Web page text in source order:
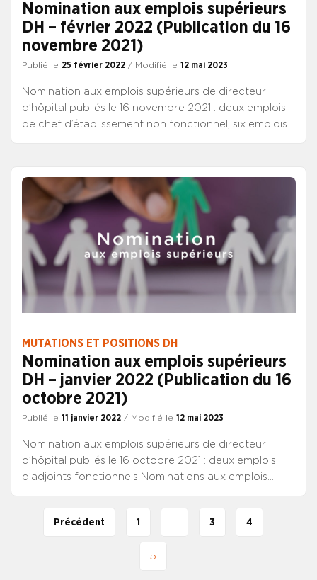
Nomination aux emplois supérieurs
DH – février 2022 (Publication du 16
novembre 2021)
Publié le 25 février 2022 / Modifié le 12 mai 2023
Nomination aux emplois supérieurs de directeur
d’hôpital publiés le 16 novembre 2021 : deux emplois
de chef d’établissement non fonctionnel, six emplois
MUTATIONS ET POSITIONS DH
Nomination aux emplois supérieurs
DH – janvier 2022 (Publication du 16
octobre 2021)
Publié le 11 janvier 2022 / Modifié le 12 mai 2023
Nomination aux emplois supérieurs de directeur
d’hôpital publiés le 16 octobre 2021 : deux emplois
d’adjoints fonctionnels Nominations aux emplois
Précédent 1 3 4
5